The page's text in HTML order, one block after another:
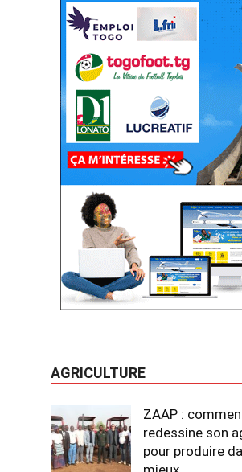
AGRICULTURE
ZAAP :
redessine son
pour produire